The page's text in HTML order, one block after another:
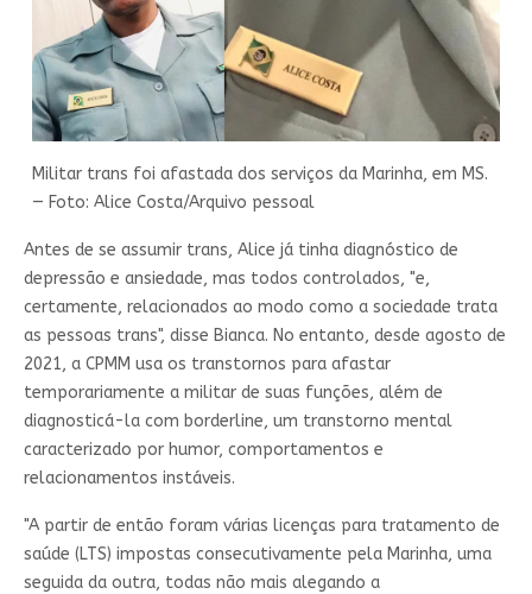
Militar trans foi afastada dos serviços da Marinha, em MS.
— Foto: Alice Costa/Arquivo pessoal
Antes de se assumir trans, Alice já tinha diagnóstico de
depressão e ansiedade, mas todos controlados, "e,
certamente, relacionados ao modo como a sociedade trata
as pessoas trans", disse Bianca. No entanto, desde agosto de
2021, a CPMM usa os transtornos para afastar
temporariamente a militar de suas funções, além de
diagnosticá-la com borderline, um transtorno mental
caracterizado por humor, comportamentos e
relacionamentos instáveis.
"A partir de então foram várias licenças para tratamento de
saúde (LTS) impostas consecutivamente pela Marinha, uma
seguida da outra, todas não mais alegando a